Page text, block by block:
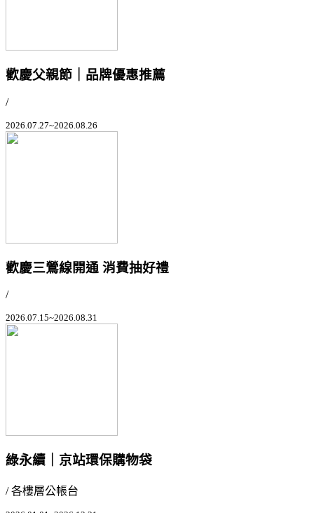
歡慶父親節｜品牌優惠推薦
/
2026.07.27~2026.08.26
歡慶三鶯線開通 消費抽好禮
/
2026.07.15~2026.08.31
綠永續｜京站環保購物袋
/ 各樓層公帳台